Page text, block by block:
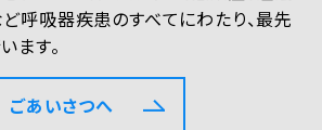
呼吸器疾患のすべてにわたり、最先
ます。
ごあいさつへ